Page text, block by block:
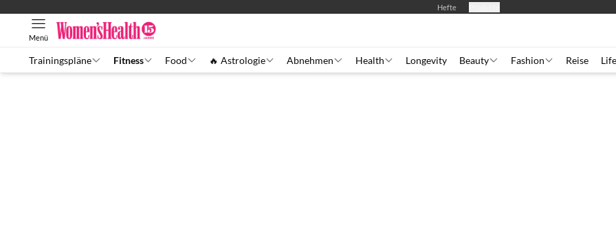
Hefte
Menü
Trainingspläne Fitness Food 🔥 Astrologie Abnehmen Health Longevity Beauty Fashion Reise Life